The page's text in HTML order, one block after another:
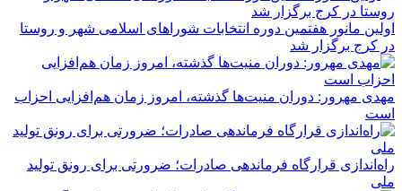
اولین مانور هفتمین دوره انتخابات شوراهای اسلامی شهر و روستا
در کرج برگزار شد
مهدی مهرور: دوران منیت‌ها گذشته، امروز زمان هم‌افزایی احزاب
است
راه‌اندازی قرارگاه فرماندهی صادرات؛ ضرورتی برای رونق تولید
ملی